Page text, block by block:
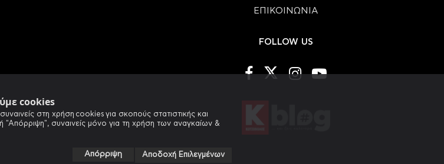
cookies
στη χρήση cookies για σκοπούς στατιστικής και
"Απόρριψη", συναινείς μόνο για τη χρήση των αναγκαίων &
Αποδοχή Επιλεγμένων
Απόρριψη
ΕΠΙΚΟΙΝΩΝΙΑ
FOLLOW US